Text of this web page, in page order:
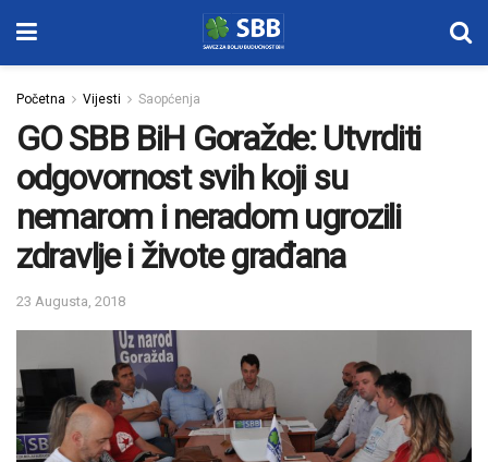
Početna Vijesti Saopćenja
GO SBB BiH Goražde: Utvrditi
odgovornost svih koji su
nemarom i neradom ugrozili
zdravlje i živote građana
23 Augusta, 2018